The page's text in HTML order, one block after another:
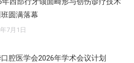
圆满落幕
7月1日
腔医学会2026年学术会议计划